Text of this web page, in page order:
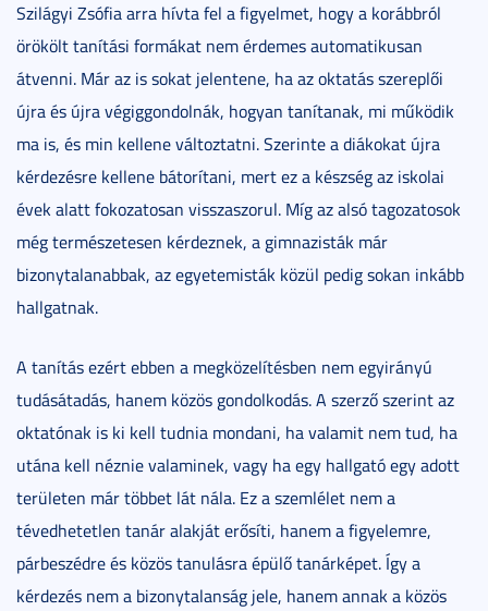
Szilágyi Zsófia arra hívta fel a figyelmet, hogy a korábbról
örökölt tanítási formákat nem érdemes automatikusan
átvenni. Már az is sokat jelentene, ha az oktatás szereplői
újra és újra végiggondolnák, hogyan tanítanak, mi működik
ma is, és min kellene változtatni. Szerinte a diákokat újra
kérdezésre kellene bátorítani, mert ez a készség az iskolai
évek alatt fokozatosan visszaszorul. Míg az alsó tagozatosok
még természetesen kérdeznek, a gimnazisták már
bizonytalanabbak, az egyetemisták közül pedig sokan inkább
hallgatnak.
A tanítás ezért ebben a megközelítésben nem egyirányú
tudásátadás, hanem közös gondolkodás. A szerző szerint az
oktatónak is ki kell tudnia mondani, ha valamit nem tud, ha
utána kell néznie valaminek, vagy ha egy hallgató egy adott
területen már többet lát nála. Ez a szemlélet nem a
tévedhetetlen tanár alakját erősíti, hanem a figyelemre,
párbeszédre és közös tanulásra épülő tanárképet. Így a
kérdezés nem a bizonytalanság jele, hanem annak a közös